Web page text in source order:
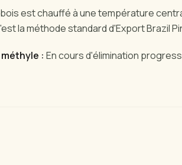
est chauffé à une température
la méthode standard d'Export Brazil
: En cours d'élimination